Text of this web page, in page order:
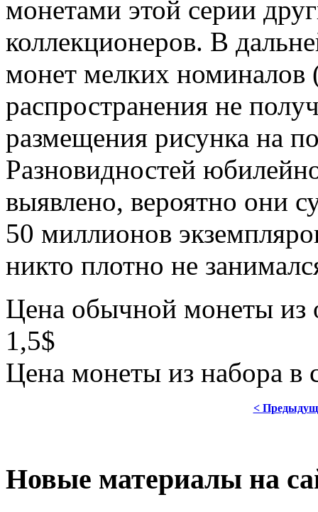
монетами этой серии
коллекционеров. В
монет мелких номиналов
распространения не
размещения рисунка на
Разновидностей
выявлено, вероятно они
50 миллионов
никто плотно не
Цена обычной монеты из
1,5$
Цена монеты из набора
<
Новые материалы на